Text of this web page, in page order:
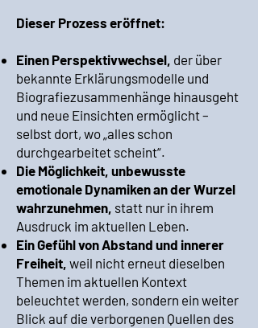
Dieser Prozess eröffnet:
Einen Perspektivwechsel, der über
bekannte Erklärungsmodelle und
Biografiezusammenhänge hinausgeht
und neue Einsichten ermöglicht –
selbst dort, wo „alles schon
durchgearbeitet scheint“.
Die Möglichkeit, unbewusste
emotionale Dynamiken an der Wurzel
wahrzunehmen, statt nur in ihrem
Ausdruck im aktuellen Leben.
Ein Gefühl von Abstand und innerer
Freiheit, weil nicht erneut dieselben
Themen im aktuellen Kontext
beleuchtet werden, sondern ein weiter
Blick auf die verborgenen Quellen des